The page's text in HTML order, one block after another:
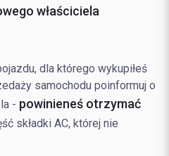
właściciela
dla którego wykupiłeś
samochodu poinformuj o
- powinieneś otrzymać
składki AC, której nie